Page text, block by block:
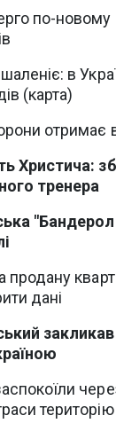
по-
в
(карта)
отримає
Христича:
тренера
продану
дані